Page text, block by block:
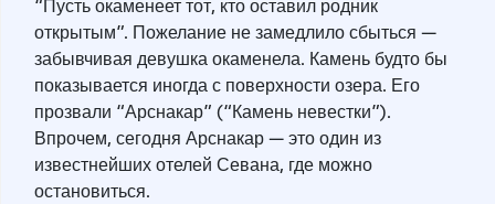
“Пусть окаменеет тот, кто оставил родник
открытым”. Пожелание не замедлило сбыться —
забывчивая девушка окаменела. Камень будто бы
показывается иногда с поверхности озера. Его
прозвали “Арснакар” (“Камень невестки”).
Впрочем, сегодня Арснакар — это один из
известнейших отелей Севана, где можно
остановиться.